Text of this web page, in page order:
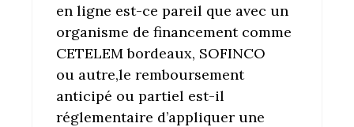
en ligne est-ce pareil que avec un
organisme de financement comme
CETELEM bordeaux, SOFINCO
ou autre,le remboursement
anticipé ou partiel est-il
réglementaire d’appliquer une